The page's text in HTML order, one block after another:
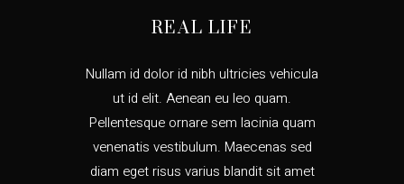
REAL LIFE
Nullam id dolor id nibh ultricies vehicula
ut id elit. Aenean eu leo quam.
Pellentesque ornare sem lacinia quam
venenatis vestibulum. Maecenas sed
diam eget risus varius blandit sit amet